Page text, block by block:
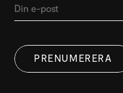
PRENUMERERA
COOKIES